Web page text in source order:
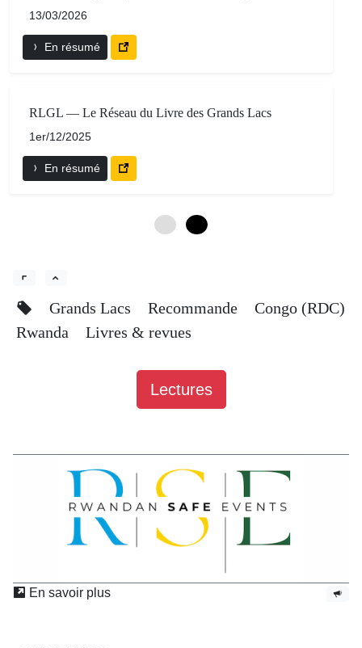
13/03/2026
En résumé
RLGL — Le Réseau du Livre des Grands Lacs
1er/12/2025
En résumé
Grands Lacs Recommande
Congo (RDC)
Rwanda
Livres & revues
Lectures
En savoir plus